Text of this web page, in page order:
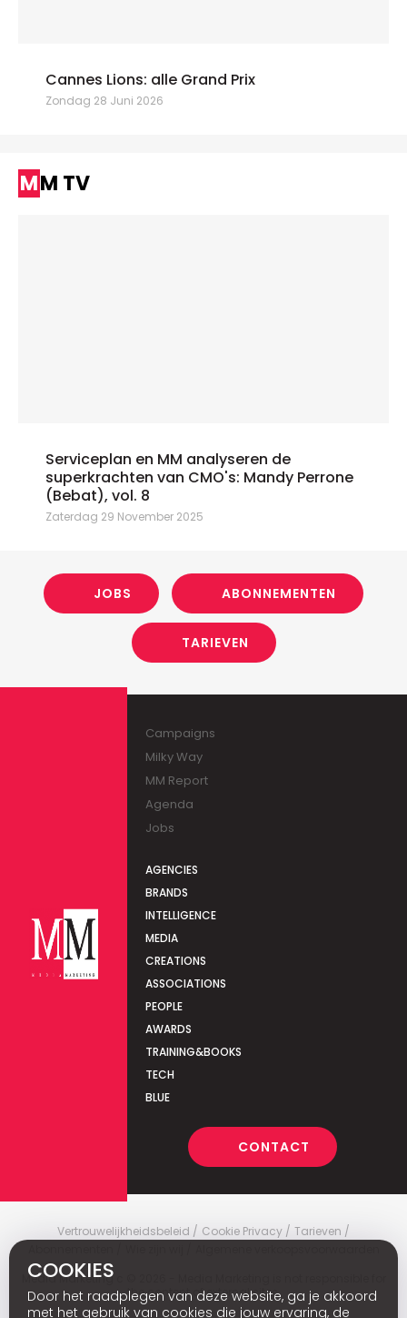
Cannes Lions: alle Grand Prix
Zondag 28 Juni 2026
MM TV
Serviceplan en MM analyseren de
superkrachten van CMO's: Mandy Perrone
(Bebat), vol. 8
Zaterdag 29 November 2025
JOBS ABONNEMENTEN
TARIEVEN
Campaigns
Milky Way
MM Report
Agenda
Jobs
AGENCIES
BRANDS
INTELLIGENCE
MEDIA
CREATIONS
ASSOCIATIONS
PEOPLE
AWARDS
TRAINING&BOOKS
TECH
BLUE
CONTACT
Vertrouwelijkheidsbeleid Cookie Privacy
Tarieven
Media Marketing
the content of external sites.
COOKIES
Door het raadplegen van deze website, ga je akkoord
met het gebruik van cookies die jouw ervaring, de